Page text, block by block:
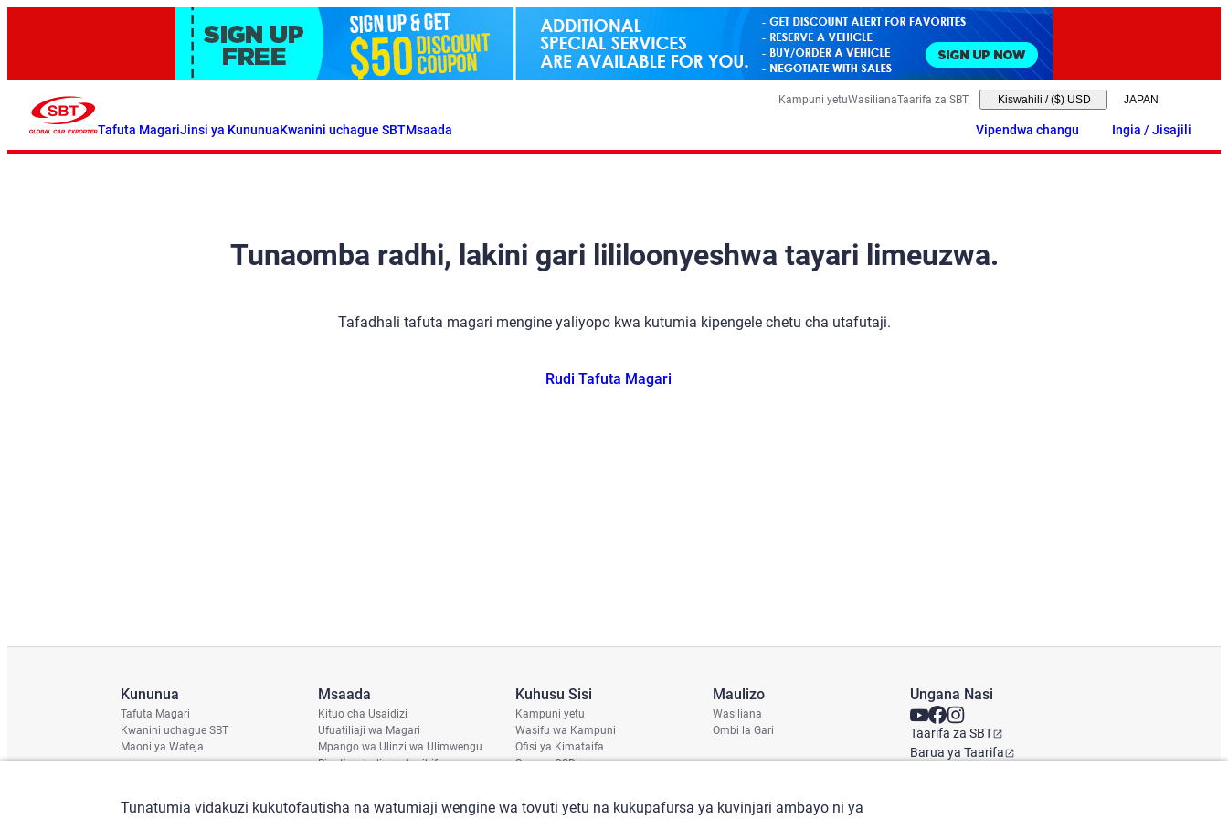
Tafuta MagariJinsi ya KununuaKwanini uchague SBTMsaada
Kampuni yetuWasilianaTaarifa za SBT Kiswahili / ($) USD
Vipendwa changu Ingia / Jisajili
Tunaomba radhi, lakini gari lililoonyeshwa tayari limeuzwa.
Tafadhali tafuta magari mengine yaliyopo kwa kutumia kipengele chetu cha utafutaji.
Rudi Tafuta Magari
Kununua
Tafuta Magari
Kwanini uchague SBT
Maoni ya Wateja
Msaada
Kituo cha Usaidizi
Ufuatiliaji wa Magari
Mpango wa Ulinzi wa Ulimwengu
Ripoti ya hali ya uharibifu
Kuhusu Sisi
Kampuni yetu
Wasifu wa Kampuni
Ofisi ya Kimataifa
Sera ya CSR
Maulizo
Wasiliana
Ombi la Gari
Ungana Nasi
Taarifa za SBT
Barua ya Taarifa
Tunatumia vidakuzi kukutofautisha na watumiaji wengine wa tovuti yetu na kukupafursa ya kuvinjari ambayo ni ya